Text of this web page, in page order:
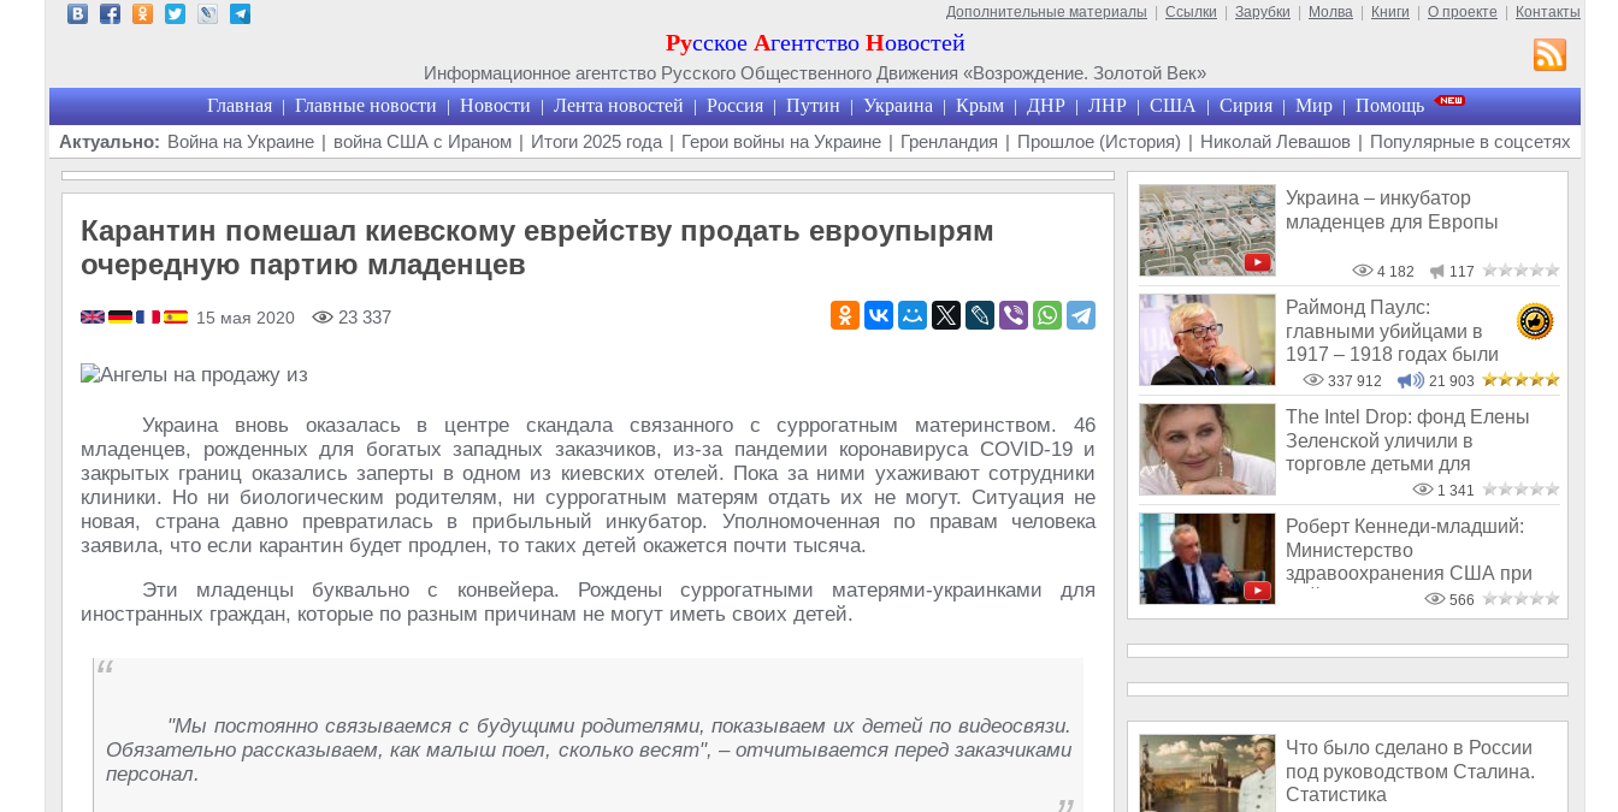
Дополнительные материалы Ссылки Зарубки Молва Книги О проекте Контакты
Русское Агентство Новостей
Информационное агентство Русского Общественного Движения «Возрождение. Золотой Век»
Главная | Главные новости | Новости | Лента новостей | Россия | Путин | Украина | Крым | ДНР | ЛНР | США | Сирия | Мир | Помощь
Актуально: Война на Украине | война США с Ираном | Итоги 2025 года | Герои войны на Украине | Гренландия | Прошлое (История) | Николай Левашов | Популярные в соцсетях
Карантин помешал киевскому еврейству продать евроупырям
очередную партию младенцев
15 мая 2020 23 337
Украина вновь оказалась в центре скандала связанного с суррогатным материнством. 46
младенцев, рожденных для богатых западных заказчиков, из-за пандемии коронавируса COVID-19 и
закрытых границ оказались заперты в одном из киевских отелей. Пока за ними ухаживают сотрудники
клиники. Но ни биологическим родителям, ни суррогатным матерям отдать их не могут. Ситуация не
новая, страна давно превратилась в прибыльный инкубатор. Уполномоченная по правам человека
заявила, что если карантин будет продлен, то таких детей окажется почти тысяча.
Эти младенцы буквально с конвейера. Рождены суррогатными матерями-украинками для
иностранных граждан, которые по разным причинам не могут иметь своих детей.
"Мы постоянно связываемся с будущими родителями, показываем их детей по видеосвязи.
Обязательно рассказываем, как малыш поел, сколько весят", – отчитывается перед заказчиками
персонал.
Украина – инкубатор
младенцев для Европы
4 182 117
Раймонд Паулс:
главными убийцами в
1917 – 1918 годах были
латыши и евреи, а не русс
337 912 21 903
The Intel Drop: фонд Елены
Зеленской уличили в
торговле детьми для
1 341
Роберт Кеннеди-младший:
Министерство
здравоохранения США при
Байдене торговало деть
566
Что было сделано в России
под руководством Сталина.
Статистика